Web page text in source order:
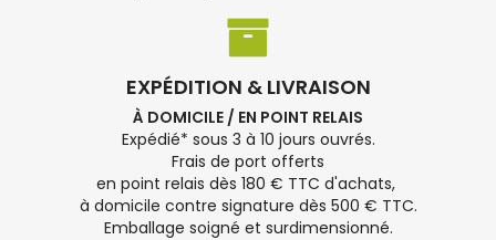
EXPÉDITION & LIVRAISON
À DOMICILE / EN POINT RELAIS
Expédié* sous 3 à 10 jours ouvrés.
Frais de port offerts
en point relais dès 180 € TTC d'achats,
à domicile contre signature dès 500 € TTC.
Emballage soigné et surdimensionné.